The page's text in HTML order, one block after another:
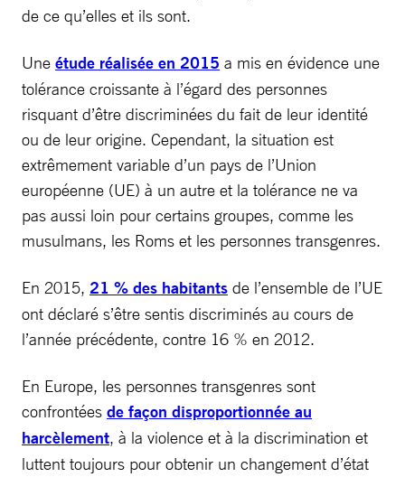
de ce qu’elles et ils sont.
Une étude réalisée en 2015 a mis en évidence une
tolérance croissante à l’égard des personnes
risquant d’être discriminées du fait de leur identité
ou de leur origine. Cependant, la situation est
extrêmement variable d’un pays de l’Union
européenne (UE) à un autre et la tolérance ne va
pas aussi loin pour certains groupes, comme les
musulmans, les Roms et les personnes transgenres.
En 2015, 21 % des habitants de l’ensemble de l’UE
ont déclaré s’être sentis discriminés au cours de
l’année précédente, contre 16 % en 2012.
En Europe, les personnes transgenres sont
confrontées de façon disproportionnée au
harcèlement, à la violence et à la discrimination et
luttent toujours pour obtenir un changement d’état